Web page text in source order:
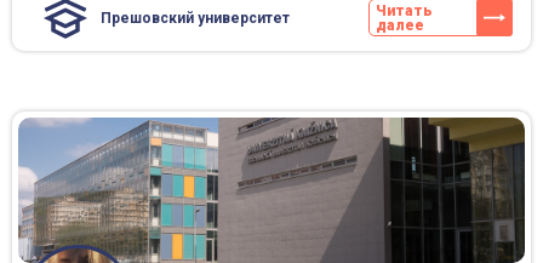
Прешовский университет
Читать
далее